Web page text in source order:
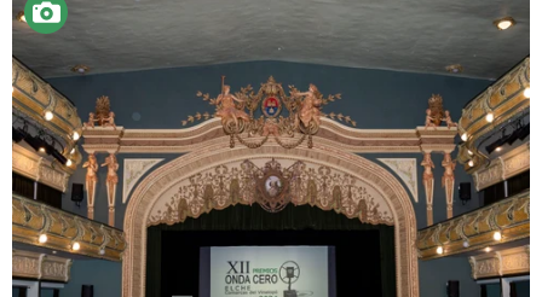
La rosa de los vientos
Gente viajera
Como el perro y el
Caso
Retornados
Equipo de
Operación Viuda
Extremadura
Galicia
Navarra
País Vasco
Virales
Televisión
Elecciones